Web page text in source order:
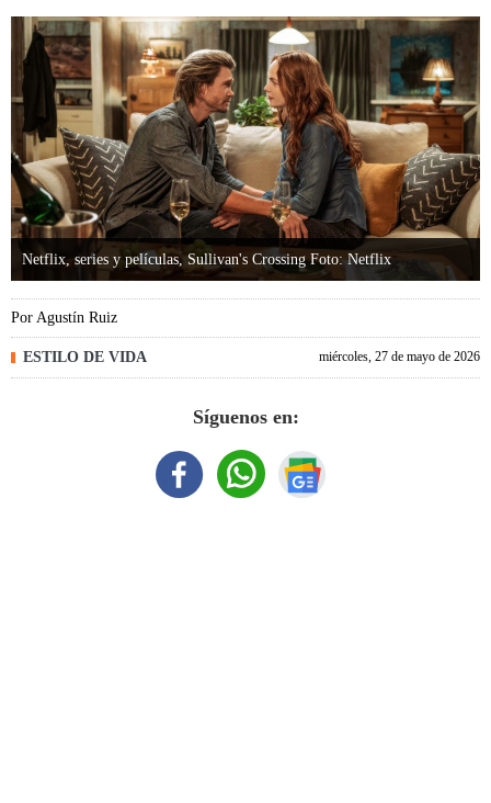
Netflix, series y películas, Sullivan's Crossing Foto: Netflix
ESTILO DE VIDA
Por Agustín Ruiz
miércoles, 27 de mayo de 2026
Síguenos en: